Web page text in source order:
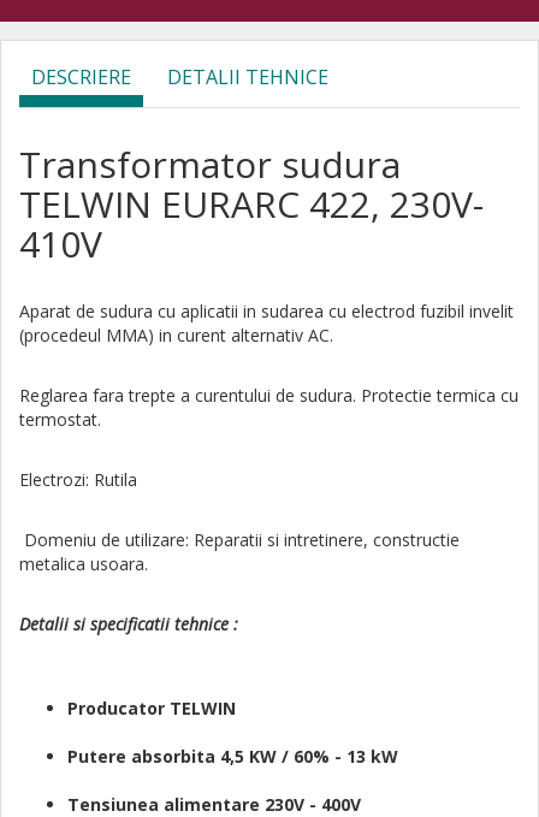
DESCRIERE DETALII TEHNICE
Transformator sudura
TELWIN EURARC 422, 230V-
410V
Aparat de sudura cu aplicatii in sudarea cu electrod fuzibil invelit
(procedeul MMA) in curent alternativ AC.
Reglarea fara trepte a curentului de sudura. Protectie termica cu
termostat.
Electrozi: Rutila
Domeniu de utilizare: Reparatii si intretinere, constructie
metalica usoara.
Detalii si specificatii tehnice :
Producator TELWIN
Putere absorbita 4,5 KW / 60% - 13 kW
Tensiunea alimentare 230V - 400V